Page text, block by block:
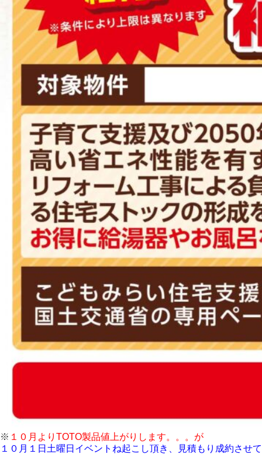
※ １０月よりTOTO製品値上がりします。。。が
１０月１日土曜日イベントね起こし頂き、見積もり成約させて